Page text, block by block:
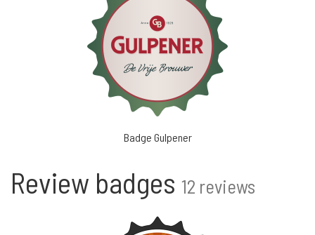
Badge Gulpener
Review badges 12 reviews